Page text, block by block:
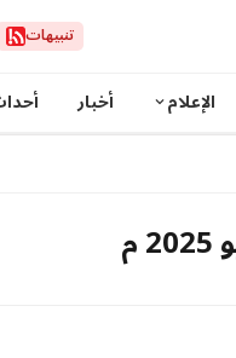
تنبيهات
الإعلام أخبار